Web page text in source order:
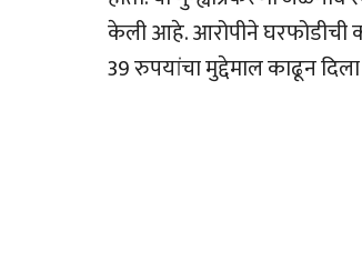
केली आहे. आरोपीने घरफोडीची
39 रुपयांचा मुद्देमाल काढून